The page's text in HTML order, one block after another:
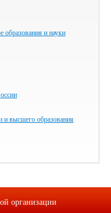
образования и науки
и высшего образования
организации